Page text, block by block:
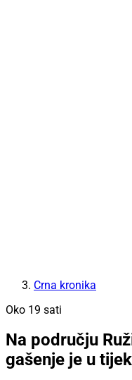
Crna kronika
Oko 19 sati
Na području
gašenje je u